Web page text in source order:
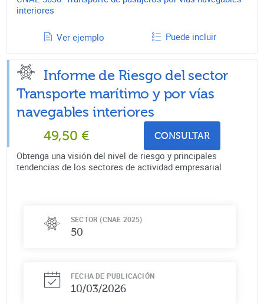
interiores
Ver ejemplo Puede incluir
Informe de Riesgo del sector
Transporte marítimo y por vías
navegables interiores
49,50 € CONSULTAR
Obtenga una visión del nivel de riesgo y principales
tendencias de los sectores de actividad empresarial
SECTOR (CNAE 2025)
50
FECHA DE PUBLICACIÓN
10/03/2026